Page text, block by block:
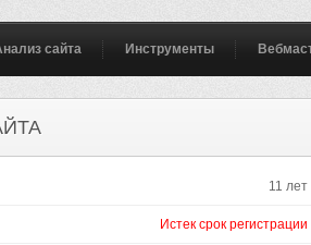
сайта Инструменты
11 лет
Истек срок регистрации